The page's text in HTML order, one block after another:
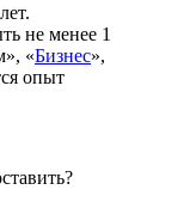
не менее 1
«Бизнес»,
опыт